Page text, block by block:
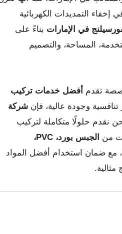
إخفاء التمديدات الكهربائية
في الإمارات بناءً على
المساحة، والتصميم
تقدم أفضل خدمات تركيب
تنافسية وجودة عالية، فإن شركة
نقدم حلولًا متكاملة لتركيب
من
الجبس بورد، PVC،
، مع ضمان استخدام أفضل المواد